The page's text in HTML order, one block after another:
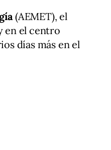
(AEMET), el
en el centro
días más en el